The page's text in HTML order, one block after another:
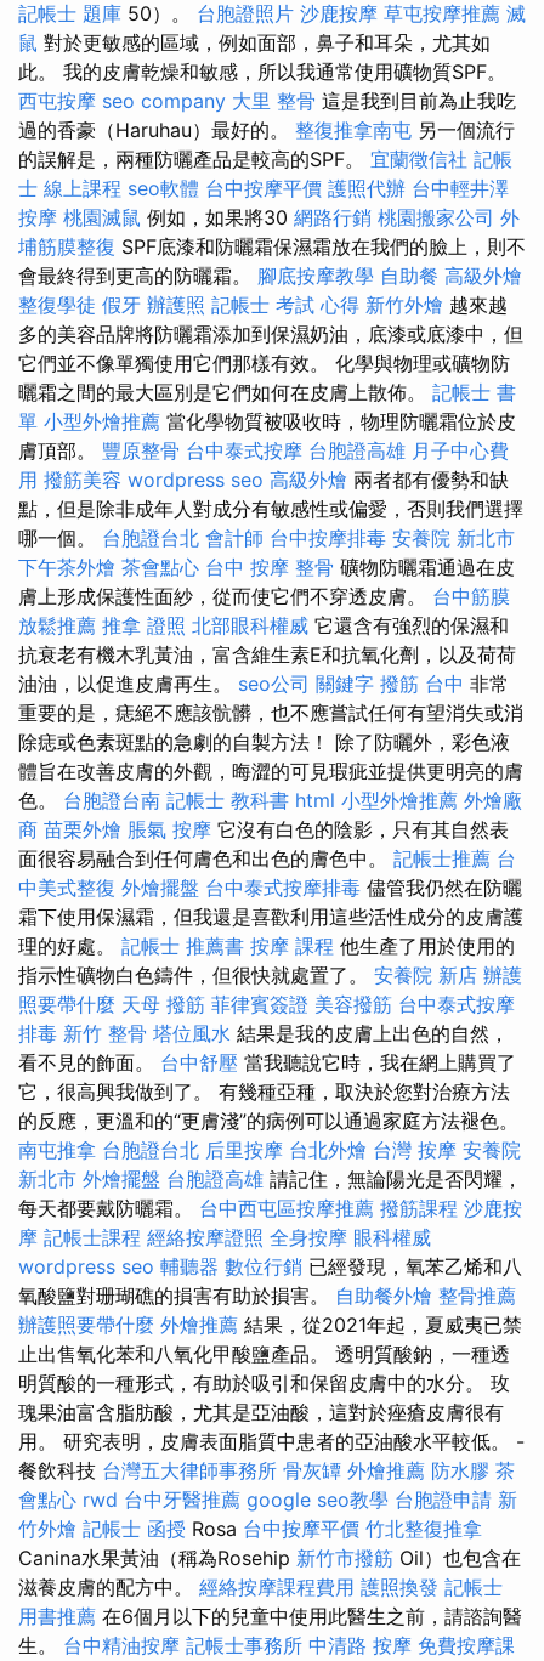
記帳士 題庫 50）。 台胞證照片 沙鹿按摩 草屯按摩推薦 滅
鼠 對於更敏感的區域，例如面部，鼻子和耳朵，尤其如
此。 我的皮膚乾燥和敏感，所以我通常使用礦物質SPF。
西屯按摩 seo company 大里 整骨 這是我到目前為止我吃
過的香豪（Haruhau）最好的。 整復推拿南屯 另一個流行
的誤解是，兩種防曬產品是較高的SPF。 宜蘭徵信社 記帳
士 線上課程 seo軟體 台中按摩平價 護照代辦 台中輕井澤
按摩 桃園滅鼠 例如，如果將30 網路行銷 桃園搬家公司 外
埔筋膜整復 SPF底漆和防曬霜保濕霜放在我們的臉上，則不
會最終得到更高的防曬霜。 腳底按摩教學 自助餐 高級外燴
整復學徒 假牙 辦護照 記帳士 考試 心得 新竹外燴 越來越
多的美容品牌將防曬霜添加到保濕奶油，底漆或底漆中，但
它們並不像單獨使用它們那樣有效。 化學與物理或礦物防
曬霜之間的最大區別是它們如何在皮膚上散佈。 記帳士 書
單 小型外燴推薦 當化學物質被吸收時，物理防曬霜位於皮
膚頂部。 豐原整骨 台中泰式按摩 台胞證高雄 月子中心費
用 撥筋美容 wordpress seo 高級外燴 兩者都有優勢和缺
點，但是除非成年人對成分有敏感性或偏愛，否則我們選擇
哪一個。 台胞證台北 會計師 台中按摩排毒 安養院 新北市
下午茶外燴 茶會點心 台中 按摩 整骨 礦物防曬霜通過在皮
膚上形成保護性面紗，從而使它們不穿透皮膚。 台中筋膜
放鬆推薦 推拿 證照 北部眼科權威 它還含有強烈的保濕和
抗衰老有機木乳黃油，富含維生素E和抗氧化劑，以及荷荷
油油，以促進皮膚再生。 seo公司 關鍵字 撥筋 台中 非常
重要的是，痣絕不應該骯髒，也不應嘗試任何有望消失或消
除痣或色素斑點的急劇的自製方法！ 除了防曬外，彩色液
體旨在改善皮膚的外觀，晦澀的可見瑕疵並提供更明亮的膚
色。 台胞證台南 記帳士 教科書 html 小型外燴推薦 外燴廠
商 苗栗外燴 脹氣 按摩 它沒有白色的陰影，只有其自然表
面很容易融合到任何膚色和出色的膚色中。 記帳士推薦 台
中美式整復 外燴擺盤 台中泰式按摩排毒 儘管我仍然在防曬
霜下使用保濕霜，但我還是喜歡利用這些活性成分的皮膚護
理的好處。 記帳士 推薦書 按摩 課程 他生產了用於使用的
指示性礦物白色鑄件，但很快就處置了。 安養院 新店 辦護
照要帶什麼 天母 撥筋 菲律賓簽證 美容撥筋 台中泰式按摩
排毒 新竹 整骨 塔位風水 結果是我的皮膚上出色的自然，
看不見的飾面。 台中舒壓 當我聽說它時，我在網上購買了
它，很高興我做到了。 有幾種亞種，取決於您對治療方法
的反應，更溫和的“更膚淺”的病例可以通過家庭方法褪色。
南屯推拿 台胞證台北 后里按摩 台北外燴 台灣 按摩 安養院
新北市 外燴擺盤 台胞證高雄 請記住，無論陽光是否閃耀，
每天都要戴防曬霜。 台中西屯區按摩推薦 撥筋課程 沙鹿按
摩 記帳士課程 經絡按摩證照 全身按摩 眼科權威
wordpress seo 輔聽器 數位行銷 已經發現，氧苯乙烯和八
氧酸鹽對珊瑚礁的損害有助於損害。 自助餐外燴 整骨推薦
辦護照要帶什麼 外燴推薦 結果，從2021年起，夏威夷已禁
止出售氧化苯和八氧化甲酸鹽產品。 透明質酸鈉，一種透
明質酸的一種形式，有助於吸引和保留皮膚中的水分。 玫
瑰果油富含脂肪酸，尤其是亞油酸，這對於痤瘡皮膚很有
用。 研究表明，皮膚表面脂質中患者的亞油酸水平較低。 -
餐飲科技 台灣五大律師事務所 骨灰罈 外燴推薦 防水膠 茶
會點心 rwd 台中牙醫推薦 google seo教學 台胞證申請 新
竹外燴 記帳士 函授 Rosa 台中按摩平價 竹北整復推拿
Canina水果黃油（稱為Rosehip 新竹市撥筋 Oil）也包含在
滋養皮膚的配方中。 經絡按摩課程費用 護照換發 記帳士
用書推薦 在6個月以下的兒童中使用此醫生之前，請諮詢醫
生。 台中精油按摩 記帳士事務所 中清路 按摩 免費按摩課